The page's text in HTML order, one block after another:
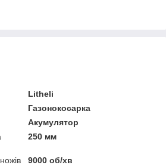
Litheli
Газонокосарка
Акумулятор
250 мм
9000 об/хв